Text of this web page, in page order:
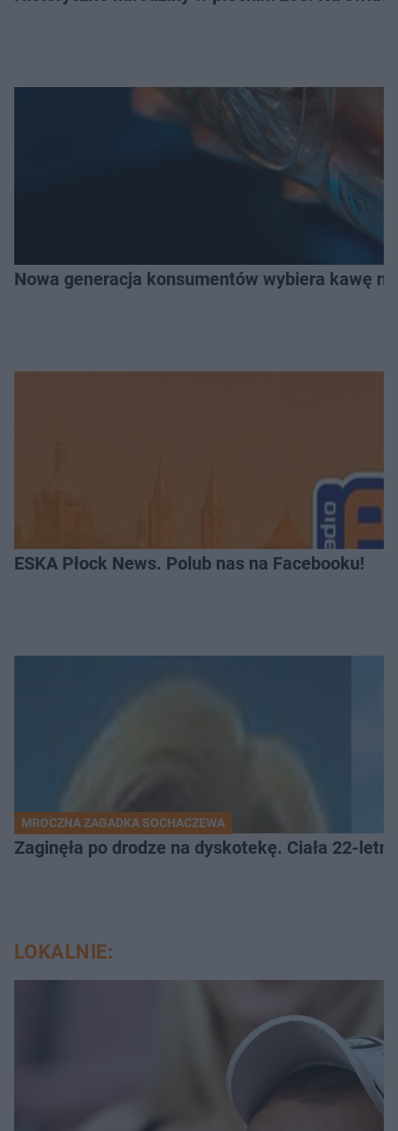
Nowa generacja konsumentów wybiera kawę
ESKA Płock News. Polub nas na Facebooku!
MROCZNA ZAGADKA SOCHACZEWA
Zaginęła po drodze na dyskotekę. Ciała 22-
LOKALNIE: